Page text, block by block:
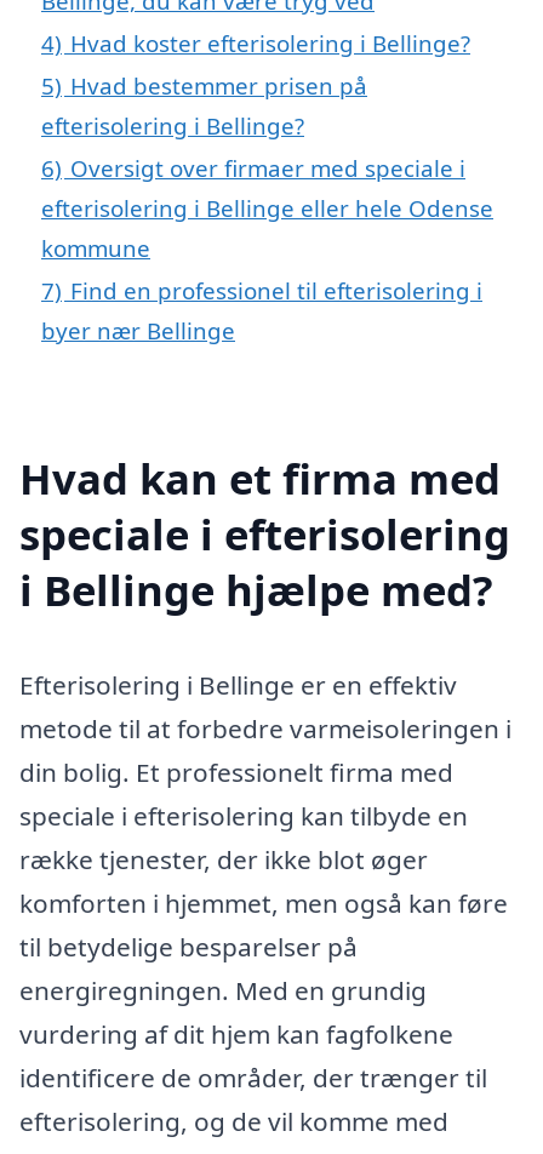
4) Hvad koster efterisolering i Bellinge?
5) Hvad bestemmer prisen på
efterisolering i Bellinge?
6) Oversigt over firmaer med speciale i
efterisolering i Bellinge eller hele Odense
kommune
7) Find en professionel til efterisolering i
byer nær Bellinge
Hvad kan et firma med
speciale i efterisolering
i Bellinge hjælpe med?
Efterisolering i Bellinge er en effektiv
metode til at forbedre varmeisoleringen i
din bolig. Et professionelt firma med
speciale i efterisolering kan tilbyde en
række tjenester, der ikke blot øger
komforten i hjemmet, men også kan føre
til betydelige besparelser på
energiregningen. Med en grundig
vurdering af dit hjem kan fagfolkene
identificere de områder, der trænger til
efterisolering, og de vil komme med